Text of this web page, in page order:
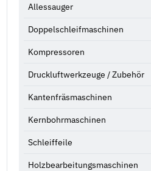
Allessauger
Doppelschleifmaschinen
Kompressoren
Druckluftwerkzeuge / Zubehör
Kantenfräsmaschinen
Kernbohrmaschinen
Schleiffeile
Holzbearbeitungsmaschinen